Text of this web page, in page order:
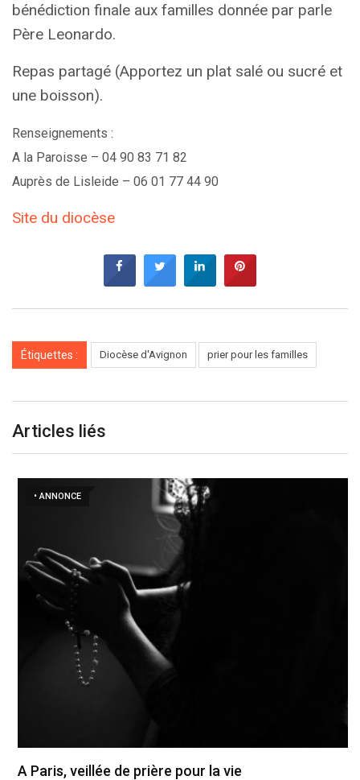
bénédiction finale aux familles donnée par parle
Père Leonardo.
Repas partagé (Apportez un plat salé ou sucré et
une boisson).
Renseignements :
A la Paroisse – 04 90 83 71 82
Auprès de Lisleide – 06 01 77 44 90
Site du diocèse
Étiquettes : Diocèse d'Avignon prier pour les familles
Articles liés
• ANNONCE
A Paris, veillée de prière pour la vie